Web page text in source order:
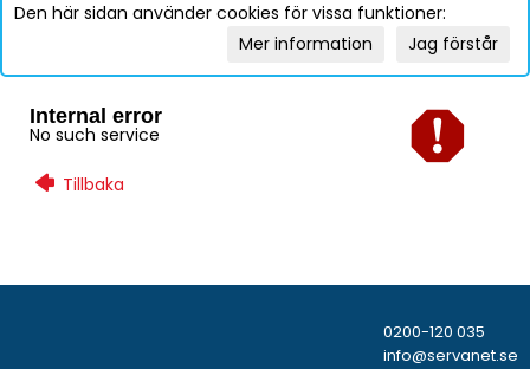
Den här sidan använder cookies för vissa funktioner:
Jag förstår
Mer information
Internal error
No such service
Tillbaka
0200-120 035
info@servanet.se